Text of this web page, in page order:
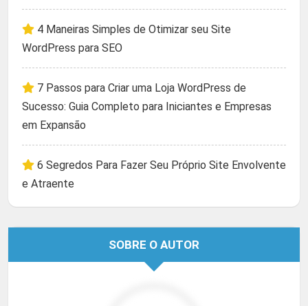
4 Maneiras Simples de Otimizar seu Site
WordPress para SEO
7 Passos para Criar uma Loja WordPress de
Sucesso: Guia Completo para Iniciantes e Empresas
em Expansão
6 Segredos Para Fazer Seu Próprio Site Envolvente
e Atraente
SOBRE O AUTOR